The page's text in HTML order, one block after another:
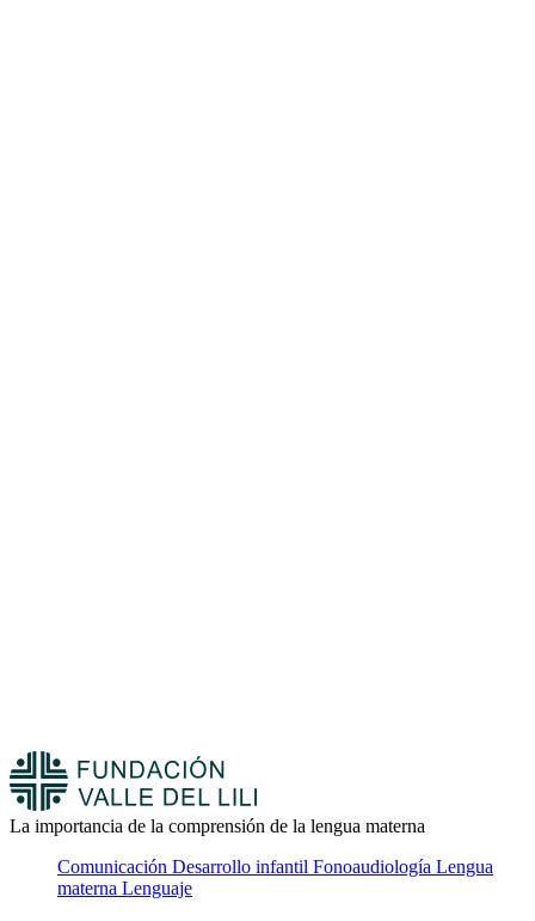
La importancia de la comprensión de la lengua materna
Comunicación Desarrollo infantil Fonoaudiología Lengua
materna Lenguaje